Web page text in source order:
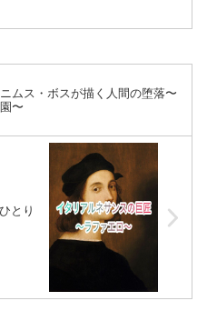
ムス・ボスが描く人間の堕落〜
〜
とり